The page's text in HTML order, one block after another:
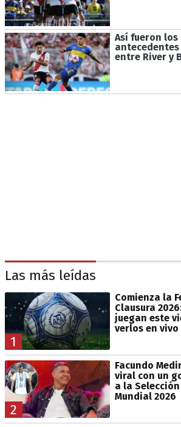
Así fueron
entre River y
Las más leídas
1
Comienza la
Clausura
juegan este
verlos en vivo
2
Facundo
viral con un
a la
Mundial 2026